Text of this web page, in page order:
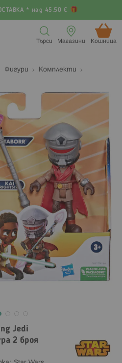
* над 45.50 €
Кошница (
Магазини
Търси
Фигури Комплекти
Jedi
2 броя